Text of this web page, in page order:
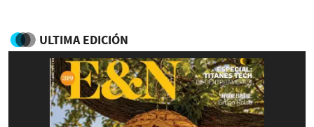
ULTIMA EDICIÓN